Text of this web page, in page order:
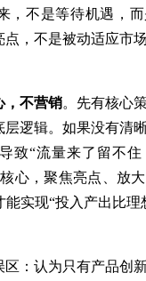
，不是等待机遇，
，不是被动适应市
，不营销。先有核心
逻辑。如果没有清
致“流量来了留不住
心，聚焦亮点、放
实现“投入产出比理
：认为只有产品创